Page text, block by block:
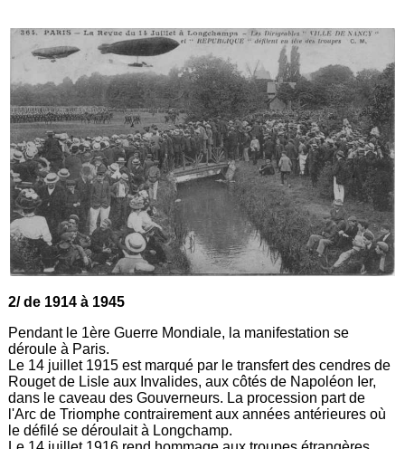
2/ de 1914 à 1945
Pendant le 1ère Guerre Mondiale, la manifestation se
déroule à Paris.
Le 14 juillet 1915 est marqué par le transfert des cendres de
Rouget de Lisle aux Invalides, aux côtés de Napoléon Ier,
dans le caveau des Gouverneurs. La procession part de
l'Arc de Triomphe contrairement aux années antérieures où
le défilé se déroulait à Longchamp.